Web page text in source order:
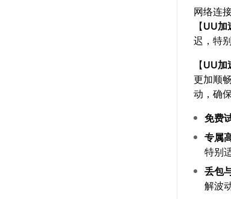
网络连
【UU加
迟，特
【UU加
更加顺
动，确
免费
专属
特别
丢包
解波